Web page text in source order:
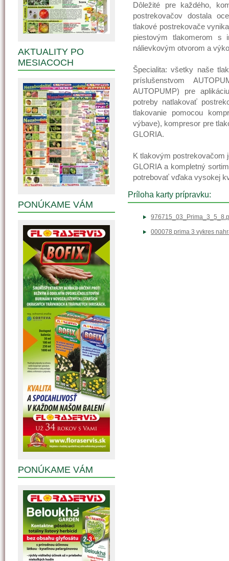
Dôležité pre každého,
postrekovačov dostala
tlakové postrekovače
piestovým tlakomerom s
nálievkovým otvorom a
Špecialita: všetky naše
príslušenstvom
AUTOPUMP) pre
potreby natlakovať
tlakovanie pomocou
výbave), kompresor pre
GLORIA.
K tlakovým postrekovačom
GLORIA a kompletný
potrebovať vďaka vysokej
Príloha karty prípravku:
000078 prima 3 vykres
AKTUALITY PO
MESIACOCH
PONÚKAME VÁM
PONÚKAME VÁM